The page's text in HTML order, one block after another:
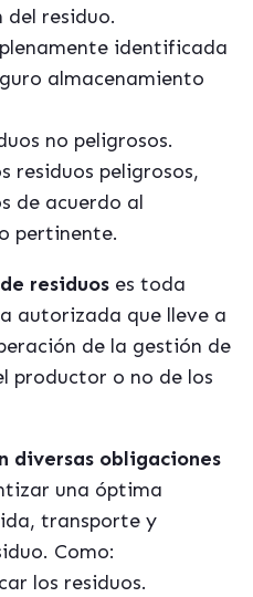
del residuo.
identificada
almacenamiento
no peligrosos.
residuos peligrosos,
de acuerdo al
pertinente.
residuos es toda
autorizada que lleve a
de la gestión de
productor o no de los
diversas obligaciones
una óptima
transporte y
Como:
los residuos.